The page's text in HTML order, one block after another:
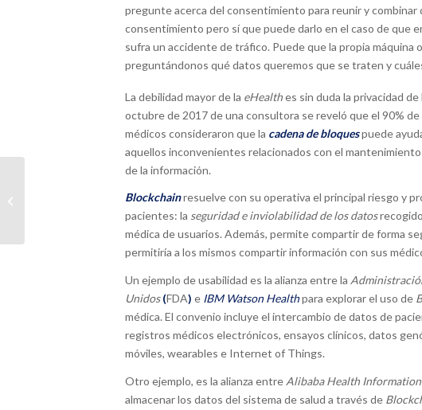
pregunte acerca del consentimiento para reunir y
consentimiento pero sí que puede darlo en el caso de que
sufra un accidente de tráfico. Puede que la propia
preguntándonos qué datos queremos que se traten y
La debilidad mayor de la eHealthes sin duda la privacidad
octubre de 2017 de una consultora se reveló que el 90%
médicos consideraron que la cadena de bloquespuede
aquellos inconvenientes relacionados con el
de la información.
Blockchainresuelve con su operativa el principal riesgo y
pacientes: la seguridad e inviolabilidad de los datos
médica de usuarios. Además, permitecompartir de forma
permitiría a los mismos compartir información con sus
Un ejemplo de usabilidad es la alianza entre la
Unidos (FDA) e IBM Watson Healthpara explorar el uso de
médica. El convenio incluye el intercambio de datos de
registros médicos electrónicos, ensayos clínicos, datos
móviles, wearables e Internet of Things.
Otro ejemplo, es la alianza entre Alibaba Health
almacenar los datos del sistema de salud a través de
Tu miedo. Mi beneficio.